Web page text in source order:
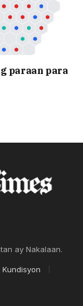
paraan para
ay Nakalaan.